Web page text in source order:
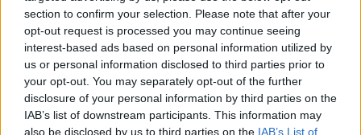
section to confirm your selection. Please note that after your
opt-out request is processed you may continue seeing
interest-based ads based on personal information utilized by
us or personal information disclosed to third parties prior to
your opt-out. You may separately opt-out of the further
disclosure of your personal information by third parties on the
IAB’s list of downstream participants. This information may
also be disclosed by us to third parties on the IAB’s List of
Ti potrebbe interessare anche:
Articoli dal Blog “Vignaioli e vini” di Nadio Stronchi
​Che “Odissea sia”
Scuola di vita e creatività
​La volontà di essere “primi”
Norme viticole e enologiche che miglioreranno la qualità
​I vini della Maremma si stanno arricchendo